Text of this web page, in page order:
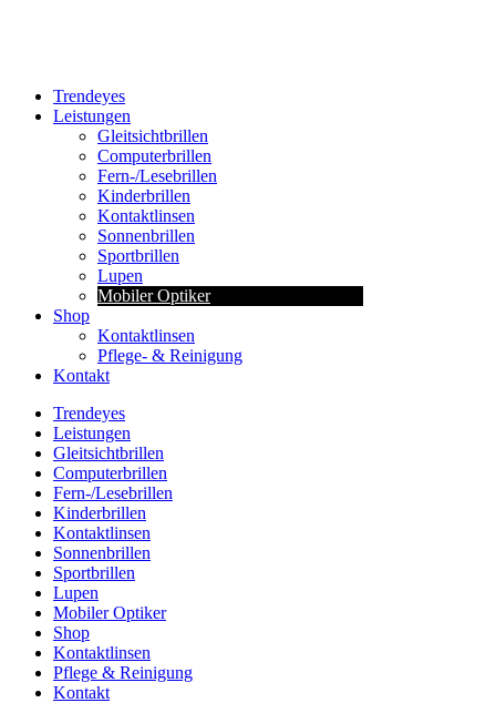
Trendeyes
Leistungen
Gleitsichtbrillen
Computerbrillen
Fern-/Lesebrillen
Kinderbrillen
Kontaktlinsen
Sonnenbrillen
Sportbrillen
Lupen
Mobiler Optiker
Shop
Kontaktlinsen
Pflege- & Reinigung
Kontakt
Trendeyes
Leistungen
Gleitsichtbrillen
Computerbrillen
Fern-/Lesebrillen
Kinderbrillen
Kontaktlinsen
Sonnenbrillen
Sportbrillen
Lupen
Mobiler Optiker
Shop
Kontaktlinsen
Pflege & Reinigung
Kontakt